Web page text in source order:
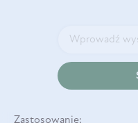
Zastosowanie: